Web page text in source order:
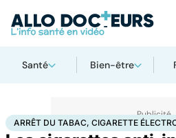
Santé Bien-être
AccueilSantéArrêt du tabac, cigarette
ARRÊT DU TABAC, CIGARETTE